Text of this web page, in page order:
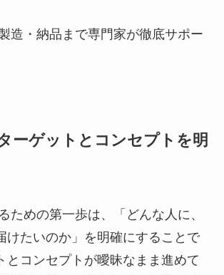
造・納品まで専門家が徹底サポー
ーゲットとコンセプトを明
ための第一歩は、「どんな人に、
けたいのか」を明確にすることで
とコンセプトが曖昧なまま進めて